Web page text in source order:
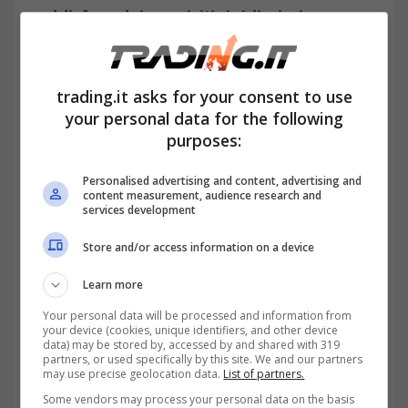
soddisfare dei requisiti rigidissimi.
La nuova suddivisione delle
quote, come la nascita di un
nipote abbassa l’assegno
Dopo aver compresoa chi la nascita di un
trading.it asks for your consent to use
your personal data for the following
purposes:
Personalised advertising and content, advertising and
content measurement, audience research and
services development
Store and/or access information on a device
Learn more
Your personal data will be processed and information from
your device (cookies, unique identifiers, and other device
data) may be stored by, accessed by and shared with 319
partners, or used specifically by this site. We and our partners
may use precise geolocation data. List of partners.
Some vendors may process your personal data on the basis